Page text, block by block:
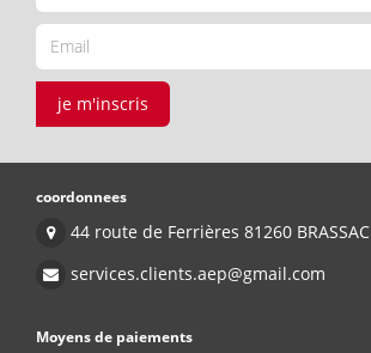
je m'inscris
coordonnees
44 route de Ferrières 81260 BRASSAC
services.clients.aep@gmail.com
Moyens de paiements